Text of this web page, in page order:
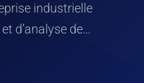
industrielle
d’analyse de…